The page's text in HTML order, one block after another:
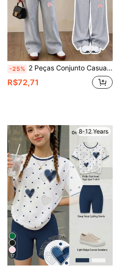
-25% 2 Peças Conjunto Casual para Meninas, Moletom com Estampa de Gato Fofo + Calça Longa, Tecido Macio, Adequado para Uso Diário e Escolar
R$72,71
8-12 Years
17